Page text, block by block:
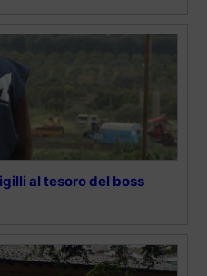
al tesoro del boss